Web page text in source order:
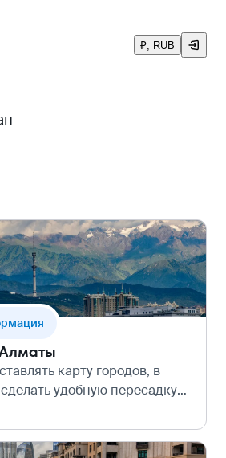
₽, RUB
карту городов, в
удобную пересадку
или Азию, и Алматы
для такой стыковки. К
между рейсами